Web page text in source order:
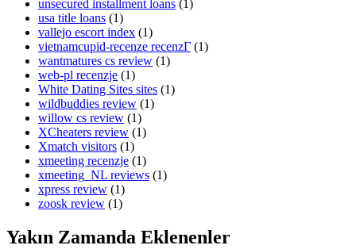
unsecured installment loans (1)
usa title loans (1)
vallejo escort index (1)
vietnamcupid-recenze recenzГ­ (1)
wantmatures cs review (1)
web-pl recenzje (1)
White Dating Sites sites (1)
wildbuddies review (1)
willow cs review (1)
XCheaters review (1)
Xmatch visitors (1)
xmeeting recenzje (1)
xmeeting_NL reviews (1)
xpress review (1)
zoosk review (1)
Yakın Zamanda Eklenenler